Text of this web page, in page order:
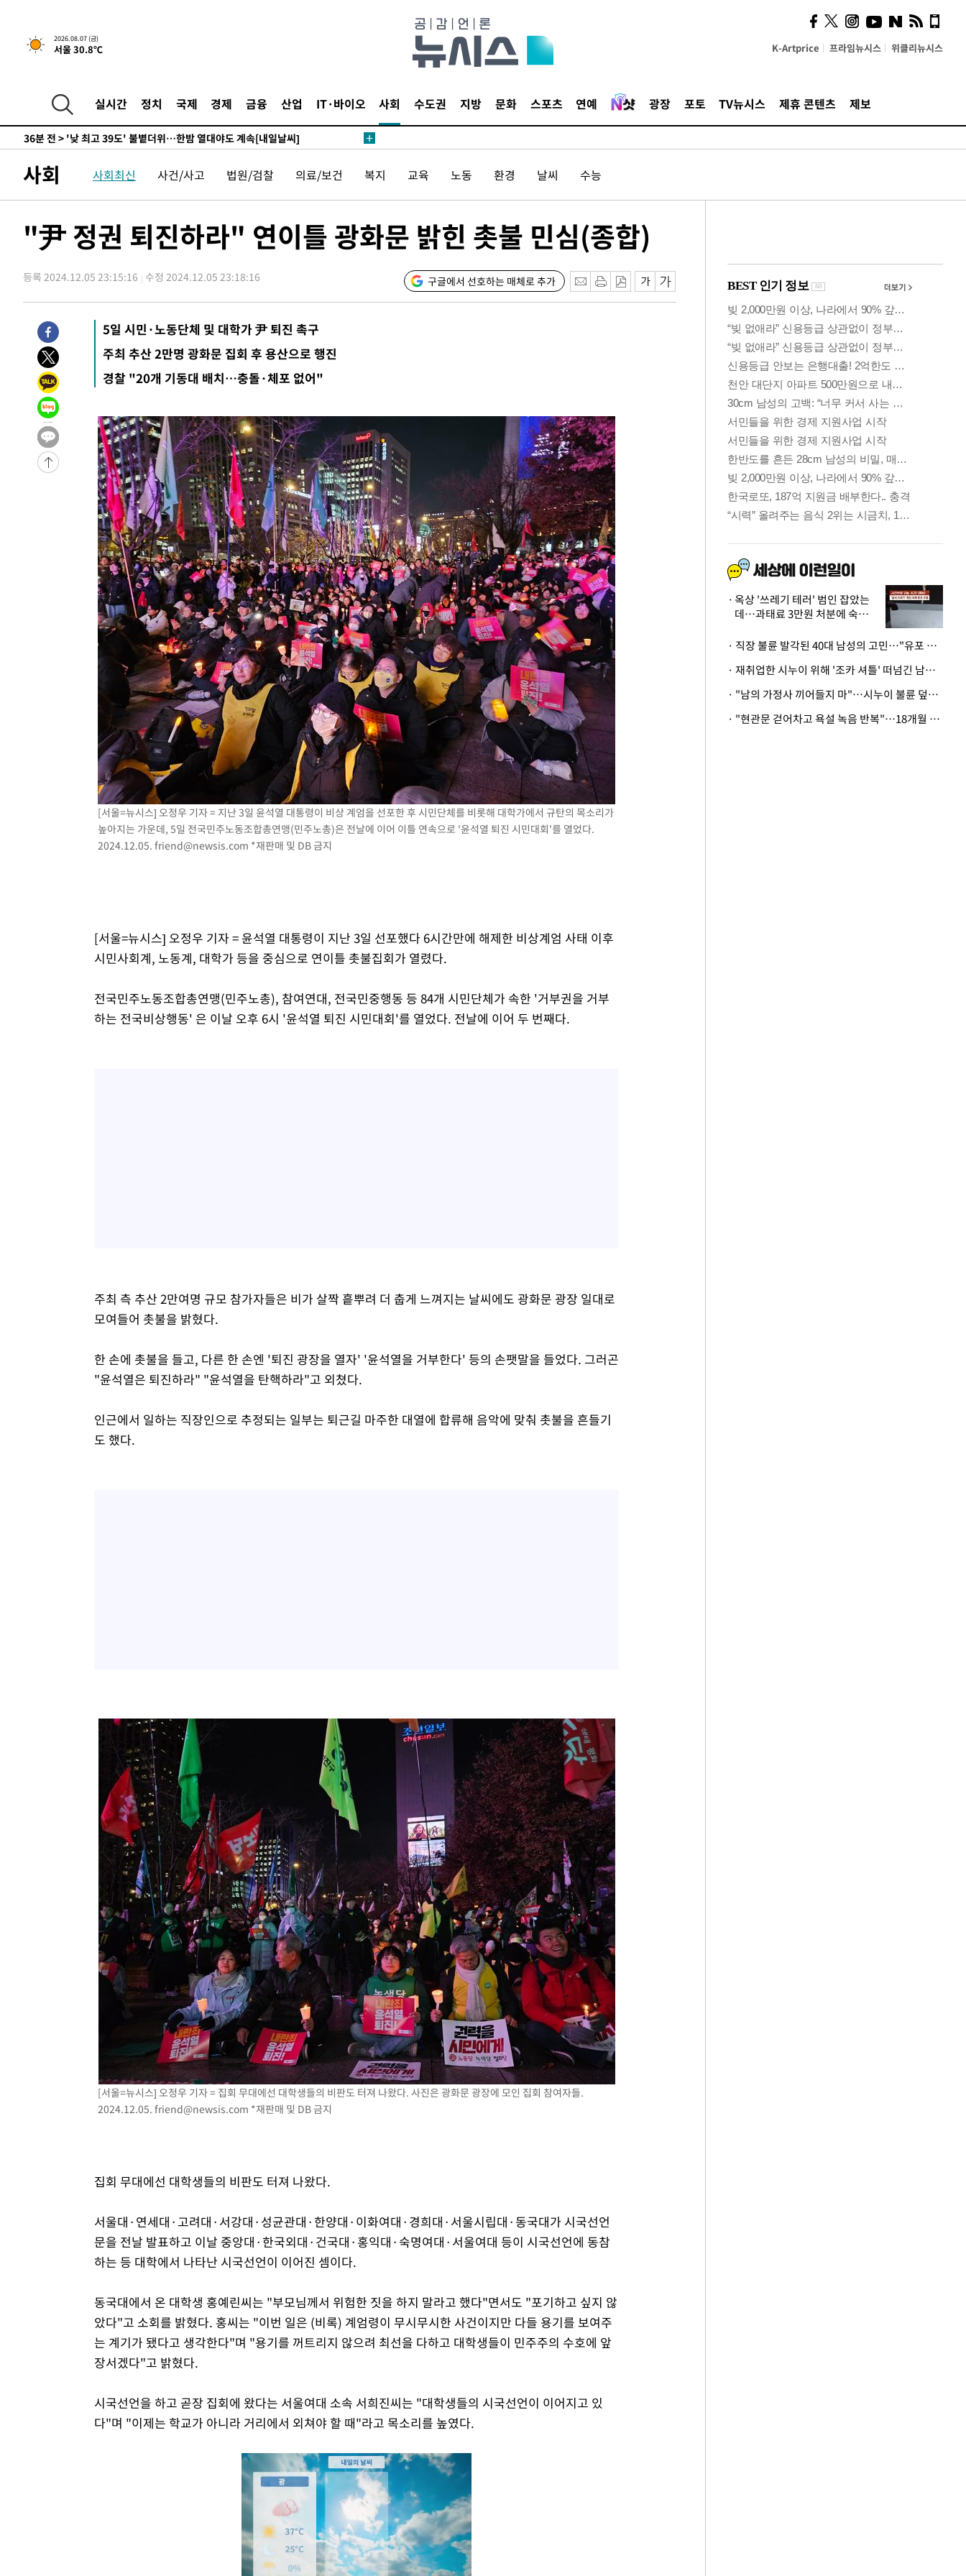
2026.08.07 (금)
서울 30.8℃ K-Artprice 프라임뉴시스 위클리뉴시스
실시간 정치 국제 경제 금융 산업 IT·바이오 사회 수도권 지방 문화 스포츠 연예 광장 포토 TV뉴시스 제휴 콘텐츠 제보
-15250초 전 >경찰, '홍명보는 2순위' 결론냈던 스포츠윤리센터도 압수수색
-846초 전 > [속보]합참 "北 발사체는 단거리탄도미사일…감시·경계태세 강화"
16분 전 >[속보] SKT, 에이닷 서비스 장애 발생…"원인 파악 중"
[속보]합참 "북, 동해상으로 미상 발사체 발사"
36분 전 > '낮 최고 39도' 불볕더위…한밤 열대야도 계속[내일날씨]
42분 전 >
"韓 외환시장 개입 관측 배경엔 美의 대한국 무역적자 있어"
45분 전 >'월드컵 탈락 후폭풍' 축구협회…초유의 압수수색에 '충격·당황'
55분 전 >[속보]종합특검, 대검 추가 압수수색…내란 중요임무종사 혐의
2시간 전 >[속보]코스피, 301.88포인트(4.58%) 내린 6296.38 마감
2시간 전 >[속보]원·달러 환율, 0.7원 내린 1423.8원 마감
2시간 전 >
"여기 떨어졌다"…다누리, 스페이스X 로켓 달 충돌 흔적 포착
3시간 전 >
손흥민, 5경기 연속골 실패…LAFC는 승부차기 끝 과달라하라 격파
5시간 전 >
내일까지 39도 '펄펄'…기상청 "태풍 지나며 폭염 잠시 꺾인다"
-18357초 전 >
'월드컵 탈락 후폭풍' 축구협회…11시간 걸린 초유의 압수수색(종
-17793초 전 >
-16586초 전 >
축구협회, 15년 전 심판 성 접대 파문에 "현재는 내부 지침 준수"
-15271초 전 >
경찰, '홍명보는 2순위' 결론냈던 스포츠윤리센터도 압수수색
-867초 전 >
[속보]합참 "北 발사체는 단거리탄도미사일…감시·경계태세 강화"
日방위성, 北이 동해로 쏜 발사체는 탄도미사일 가능성
[속보] SKT, 에이닷 서비스 장애 발생…"원인 파악 중"
[속보]합참 "북, 동해상으로 미상 발사체 발사"
'낮 최고 39도' 불볕더위…한밤 열대야도 계속[내일날씨]
[속보]7~9일 프로야구 3연전도 폭염 취소…11일 재개
"韓 외환시장 개입 관측 배경엔 美의 대한국 무역적자 있어"
'월드컵 탈락 후폭풍' 축구협회…초유의 압수수색에 '충격·당황'
서울 낮 37.9도, 올여름 최고치 경신…영등포 순간 '40도'
[속보]종합특검, 대검 추가 압수수색…내란 중요임무종사 혐의
[속보]코스닥, 800p 회복…0.26% 오른 801.67 마감
[속보]코스피, 301.88포인트(4.58%) 내린 6296.38 마감
[속보]원·달러 환율, 0.7원 내린 1423.8원 마감
"여기 떨어졌다"…다누리, 스페이스X 로켓 달 충돌 흔적 포착
손흥민, 5경기 연속골 실패…LAFC는 승부차기 끝 과달라하라 격파
내일까지 39도 '펄펄'…기상청 "태풍 지나며 폭염 잠시 꺾인다"
사회 사회최신 사건/사고 법원/검찰 의료/보건 복지 교육 노동 환경 날씨 수능
"尹 정권 퇴진하라" 연이틀 광화문 밝힌 촛불 민심(종합)
등록 2024.12.05 23:15:16 수정 2024.12.05 23:18:16 구글에서 선호하는 매체로 추가
5일 시민·노동단체 및 대학가 尹 퇴진 촉구
주최 추산 2만명 광화문 집회 후 용산으로 행진
경찰 "20개 기동대 배치…충돌·체포 없어"
[서울=뉴시스] 오정우 기자 = 지난 3일 윤석열 대통령이 비상 계엄을 선포한 후 시민단체를 비롯해 대학가에서 규탄의 목소리가
높아지는 가운데, 5일 전국민주노동조합총연맹(민주노총)은 전날에 이어 이틀 연속으로 '윤석열 퇴진 시민대회'를 열었다.
2024.12.05. friend@newsis.com *재판매 및 DB 금지
[서울=뉴시스] 오정우 기자 = 윤석열 대통령이 지난 3일 선포했다 6시간만에 해제한 비상계엄 사태 이후
시민사회계, 노동계, 대학가 등을 중심으로 연이틀 촛불집회가 열렸다.
전국민주노동조합총연맹(민주노총), 참여연대, 전국민중행동 등 84개 시민단체가 속한 '거부권을 거부
하는 전국비상행동' 은 이날 오후 6시 '윤석열 퇴진 시민대회'를 열었다. 전날에 이어 두 번째다.
주최 측 추산 2만여명 규모 참가자들은 비가 살짝 흩뿌려 더 춥게 느껴지는 날씨에도 광화문 광장 일대로
모여들어 촛불을 밝혔다.
한 손에 촛불을 들고, 다른 한 손엔 '퇴진 광장을 열자' '윤석열을 거부한다' 등의 손팻말을 들었다. 그러곤
"윤석열은 퇴진하라" "윤석열을 탄핵하라"고 외쳤다.
인근에서 일하는 직장인으로 추정되는 일부는 퇴근길 마주한 대열에 합류해 음악에 맞춰 촛불을 흔들기
도 했다.
[서울=뉴시스] 오정우 기자 = 집회 무대에선 대학생들의 비판도 터져 나왔다. 사진은 광화문 광장에 모인 집회 참여자들.
2024.12.05. friend@newsis.com *재판매 및 DB 금지
집회 무대에선 대학생들의 비판도 터져 나왔다.
서울대·연세대·고려대·서강대·성균관대·한양대·이화여대·경희대·서울시립대·동국대가 시국선언
문을 전날 발표하고 이날 중앙대·한국외대·건국대·홍익대·숙명여대·서울여대 등이 시국선언에 동참
하는 등 대학에서 나타난 시국선언이 이어진 셈이다.
동국대에서 온 대학생 홍예린씨는 "부모님께서 위험한 짓을 하지 말라고 했다"면서도 "포기하고 싶지 않
았다"고 소회를 밝혔다. 홍씨는 "이번 일은 (비록) 계엄령이 무시무시한 사건이지만 다들 용기를 보여주
는 계기가 됐다고 생각한다"며 "용기를 꺼트리지 않으려 최선을 다하고 대학생들이 민주주의 수호에 앞
장서겠다"고 밝혔다.
시국선언을 하고 곧장 집회에 왔다는 서울여대 소속 서희진씨는 "대학생들의 시국선언이 이어지고 있
다"며 "이제는 학교가 아니라 거리에서 외쳐야 할 때"라고 목소리를 높였다.
의견, 국토부·LH에 충실히
전달할 것"
옥상 '쓰레기 테러' 범인 잡았는
데…과태료 3만원 처분에 숙박업
· 직장 불륜 발각된 40대 남성의 고민…"유포 동료 명예훼손·협박죄 고소 가능할까"
· 재취업한 시누이 위해 '조카 셔틀' 떠넘긴 남편…아내 "난 못한다"
· "남의 가정사 끼어들지 마"…시누이 불륜 덮으려는 남편에 억울한 아내
· "현관문 걷어차고 욕설 녹음 반복"…18개월 아기 키우는 집 뒤흔든 '앞집의 비극'